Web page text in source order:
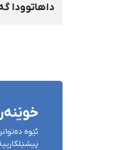
داهاتوودا
ئێوە